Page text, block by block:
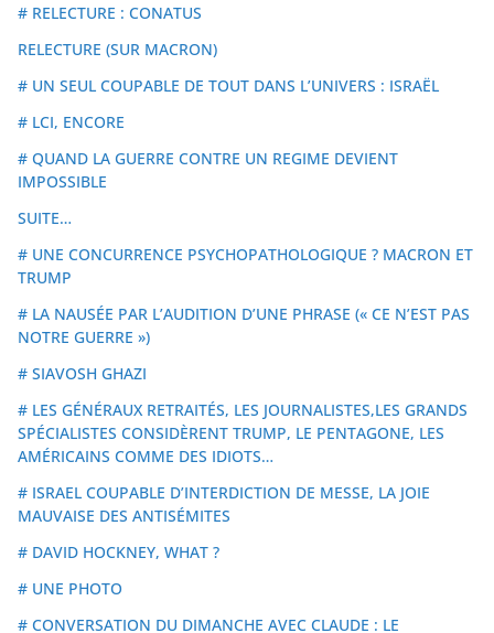
# RELECTURE : CONATUS
RELECTURE (SUR MACRON)
# UN SEUL COUPABLE DE TOUT DANS L’UNIVERS : ISRAËL
# LCI, ENCORE
# QUAND LA GUERRE CONTRE UN REGIME DEVIENT
IMPOSSIBLE
SUITE…
# UNE CONCURRENCE PSYCHOPATHOLOGIQUE ? MACRON ET
TRUMP
# LA NAUSÉE PAR L’AUDITION D’UNE PHRASE (« CE N’EST PAS
NOTRE GUERRE »)
# SIAVOSH GHAZI
# LES GÉNÉRAUX RETRAITÉS, LES JOURNALISTES,LES GRANDS
SPÉCIALISTES CONSIDÈRENT TRUMP, LE PENTAGONE, LES
AMÉRICAINS COMME DES IDIOTS…
# ISRAEL COUPABLE D’INTERDICTION DE MESSE, LA JOIE
MAUVAISE DES ANTISÉMITES
# DAVID HOCKNEY, WHAT ?
# UNE PHOTO
# CONVERSATION DU DIMANCHE AVEC CLAUDE : LE